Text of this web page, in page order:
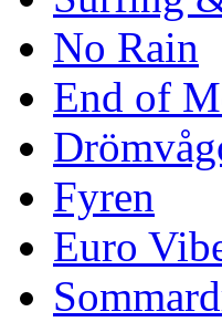
No Rain
End of
Fyren
Euro